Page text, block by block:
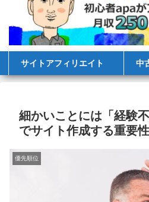
サイトアフィリエイト 中
細かいことには「経験
でサイト作成する重要性
優先順位